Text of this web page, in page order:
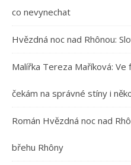
co nevynechat
Hvězdná noc nad Rhônou:
Malířka Tereza Maříková: Ve
čekám na správné stíny i
Román Hvězdná noc nad
břehu Rhôny